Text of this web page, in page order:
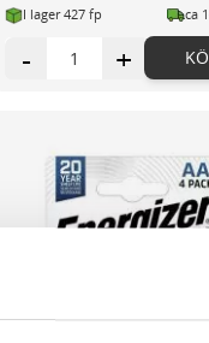
I lager 427 fp ca
- +